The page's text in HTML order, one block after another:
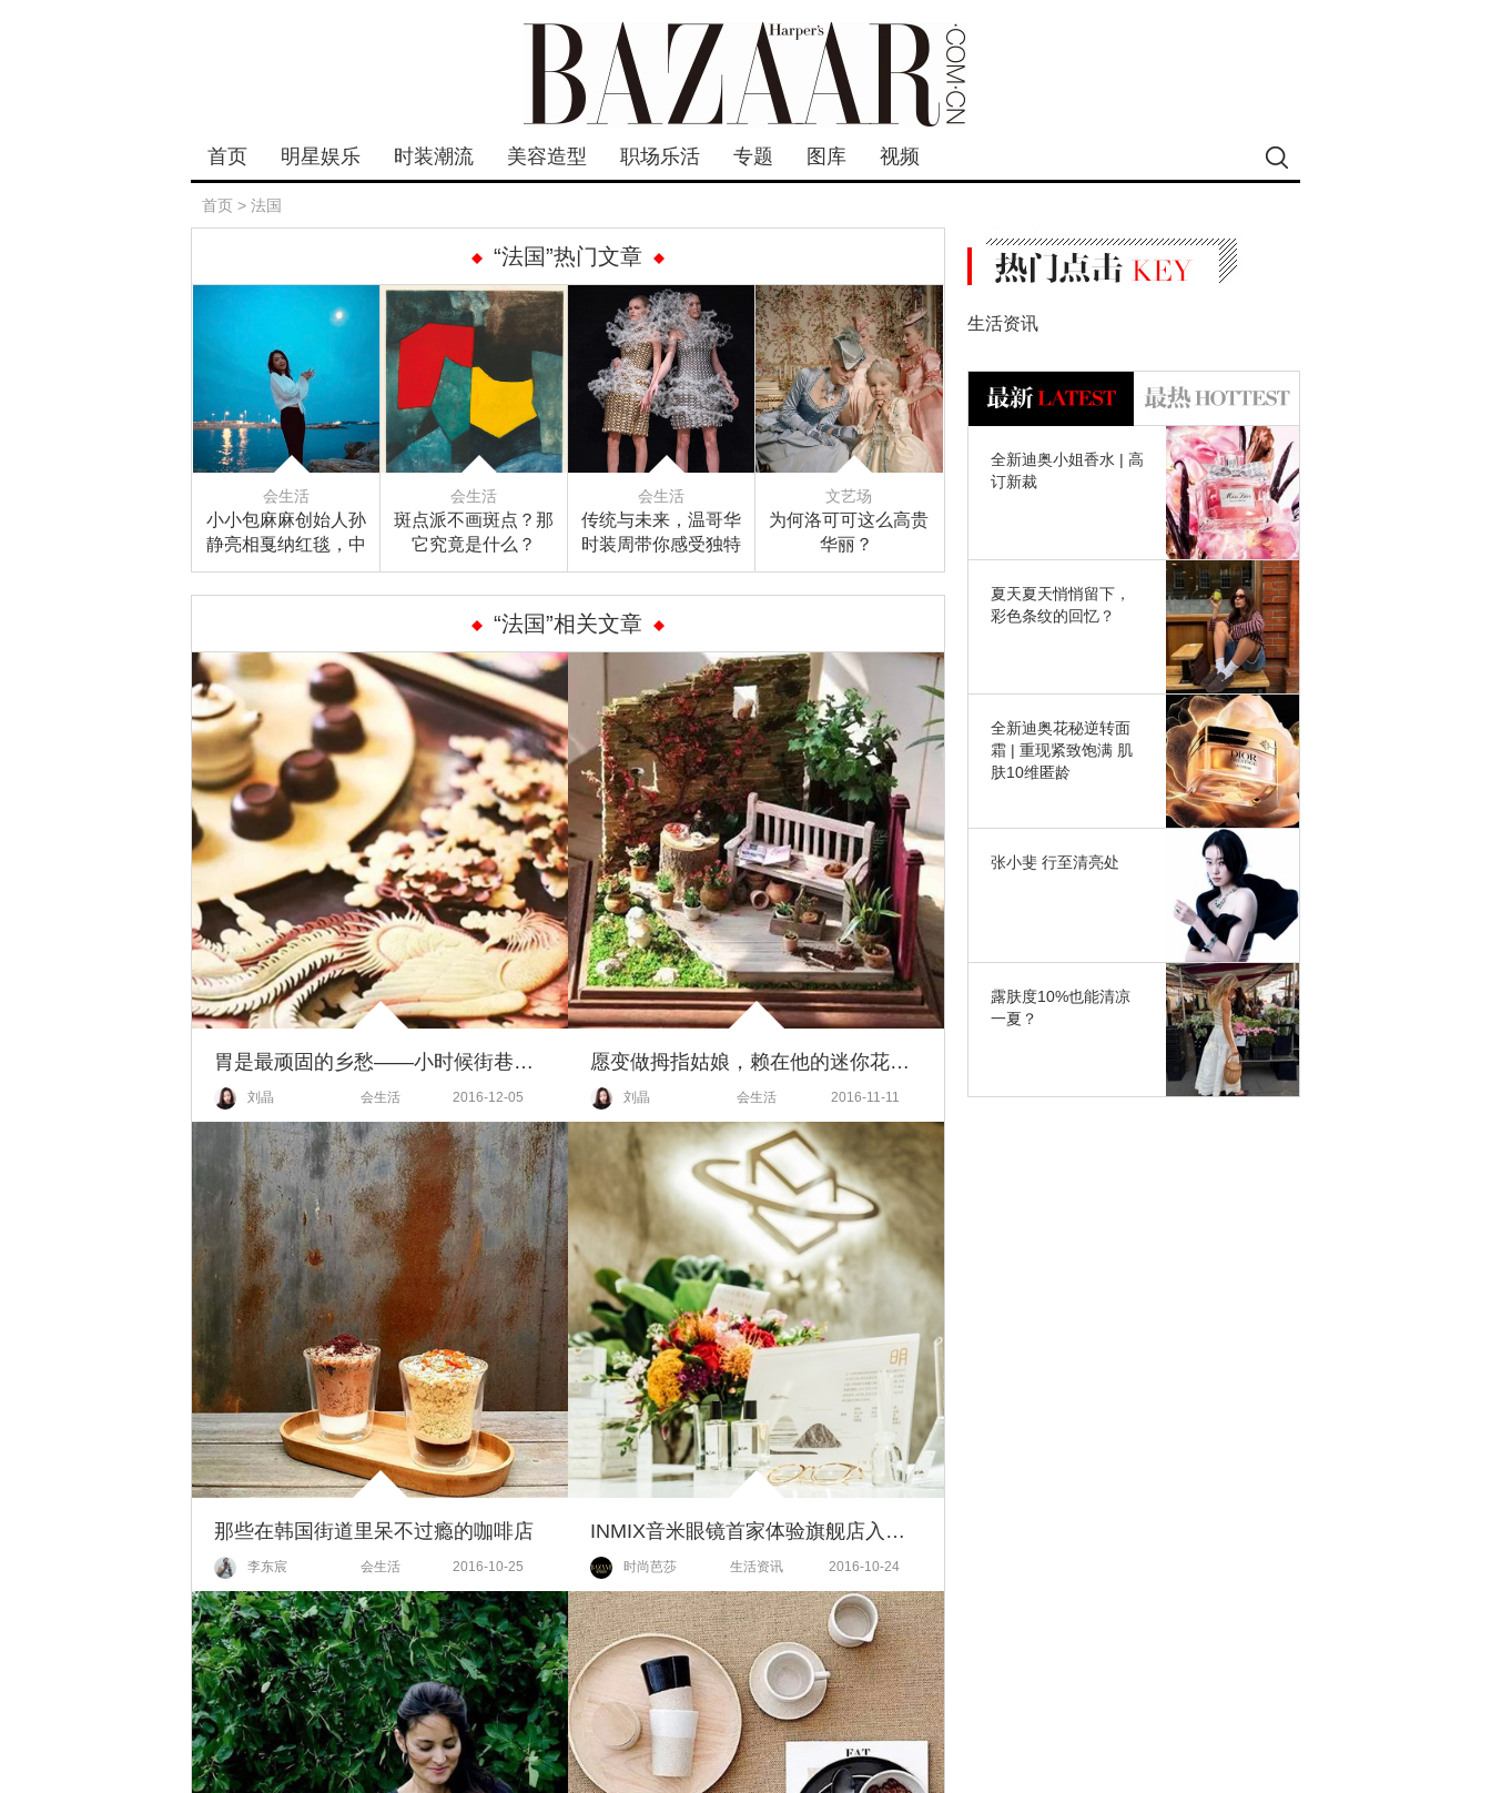
首页 明星娱乐 时装潮流 美容造型 职场乐活 专题 图库 视频
首页 > 法国
“法国”热门文章
会生活
小小包麻麻创始人孙
静亮相戛纳红毯，中
国首位母婴博主诠释
别样东方之美！
会生活
斑点派不画斑点？那
它究竟是什么？
会生活
传统与未来，温哥华
时装周带你感受独特
的2019秋冬！
文艺场
为何洛可可这么高贵
华丽？ ​
“法国”相关文章
胃是最顽固的乡愁——小时候街巷里的味道，你还记得吗？
刘晶 会生活 2016-12-05
愿变做拇指姑娘，赖在他的迷你花园里
刘晶 会生活 2016-11-11
那些在韩国街道里呆不过瘾的咖啡店
李东宸 会生活 2016-10-25
INMIX音米眼镜首家体验旗舰店入驻侨福芳草地
时尚芭莎 生活资讯 2016-10-24
生活资讯
全新迪奥小姐香水 | 高
订新裁
夏天夏天悄悄留下，
彩色条纹的回忆？
全新迪奥花秘逆转面
霜 | 重现紧致饱满 肌
肤10维匿龄
张小斐 行至清亮处
露肤度10%也能清凉
一夏？